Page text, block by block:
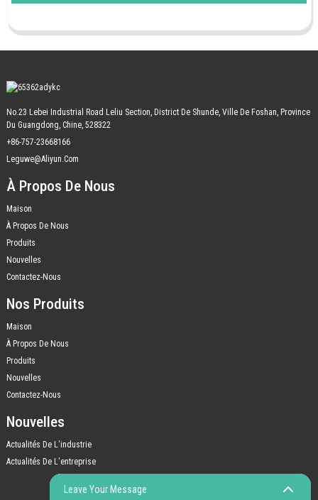
No.23 Lebei Industrial Road Leliu Section, District De Shunde, Ville De Foshan, Province
Du Guangdong, Chine, 528322
+86-757-23668166
Leguwe@aliyun.com
À Propos De Nous
Maison
À Propos De Nous
Produits
Nouvelles
Contactez-Nous
Nos Produits
Maison
À Propos De Nous
Produits
Nouvelles
Contactez-Nous
Nouvelles
Actualités De L'industrie
Actualités De L'entreprise
Leave Your Message